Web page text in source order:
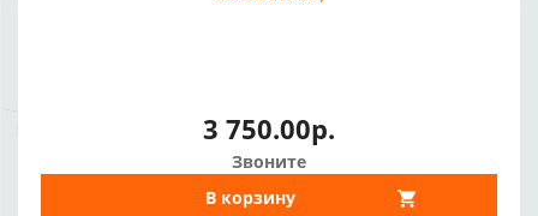
3 750.00р.
Звоните
В корзину